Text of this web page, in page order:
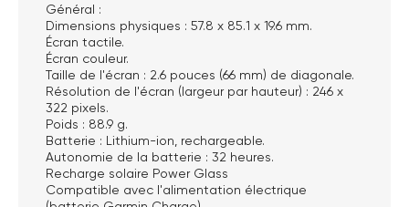
Général :
Dimensions physiques : 57.8 x 85.1 x 19.6 mm.
Écran tactile.
Écran couleur.
Taille de l'écran : 2.6 pouces (66 mm) de diagonale.
Résolution de l'écran (largeur par hauteur) : 246 x
322 pixels.
Poids : 88.9 g.
Batterie : Lithium-ion, rechargeable.
Autonomie de la batterie : 32 heures.
Recharge solaire Power Glass
Compatible avec l'alimentation électrique